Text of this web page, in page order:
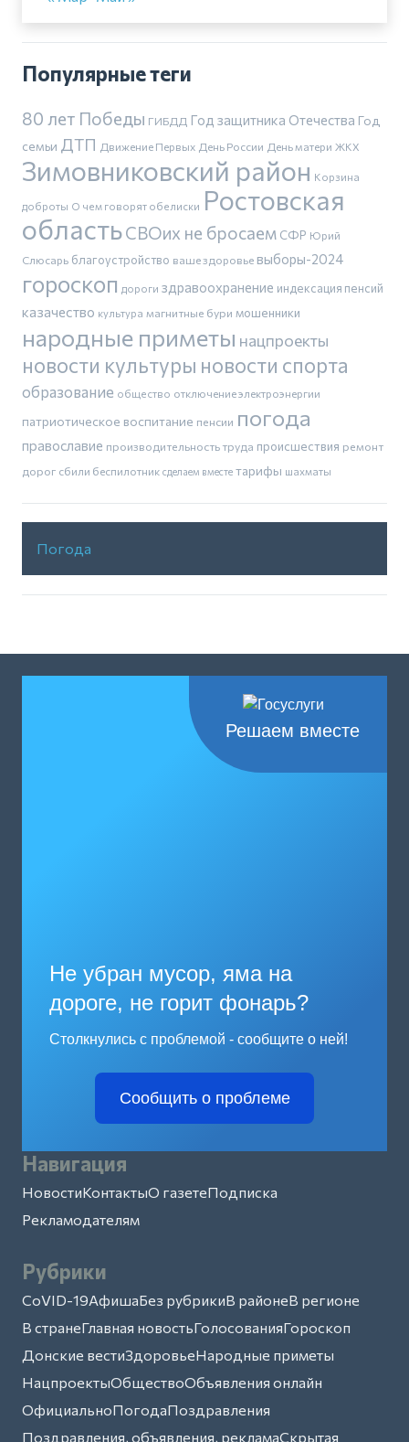
Популярные теги
80 лет Победы ГИБДД Год защитника Отечества Год
семьи ДТП Движение Первых День России День матери ЖКХ
Зимовниковский район Корзина
доброты О чем говорят обелиски Ростовская
областьСВОих не бросаем СФР Юрий
Слюсарь благоустройство ваше здоровье выборы-2024
гороскоп дороги здравоохранение индексация пенсий
казачество культура магнитные бури мошенники
народные приметы нацпроекты
новости культуры новости спорта
образование общество отключение электроэнергии
патриотическое воспитание пенсии погода
православие производительность труда происшествия ремонт
дорог сбили беспилотник сделаем вместе тарифы шахматы
Погода
Решаем вместе
Не убран мусор, яма на
дороге, не горит фонарь?
Столкнулись с проблемой - сообщите о ней!
Сообщить о проблеме
Навигация
НовостиКонтактыО газетеПодписка
Рекламодателям
Рубрики
CoVID-19АфишаБез рубрикиВ районеВ регионе
В странеГлавная новостьГолосованияГороскоп
Донские вестиЗдоровьеНародные приметы
НацпроектыОбществоОбъявления онлайн
ОфициальноПогодаПоздравления
Поздравления, объявления, рекламаСкрытая